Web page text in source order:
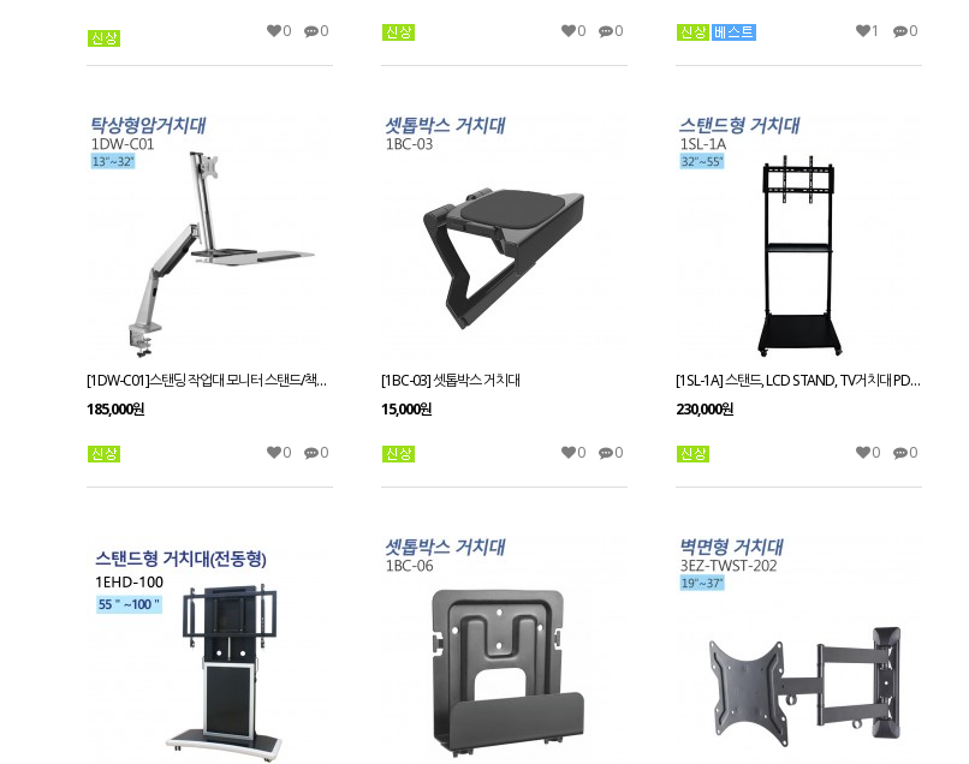
0 0 0 0 1 0
[1DW-C01]스탠딩 작업대 모니터 스탠드/책상형거치대
185,000원
0 0
[1BC-03] 셋톱박스 거치대
15,000원
0 0
[1SL-1A] 스탠드, LCD STAND, TV거치대 PDP스탠드, 티비다이 32~55인치 적용 tvzone
230,000원
0 0